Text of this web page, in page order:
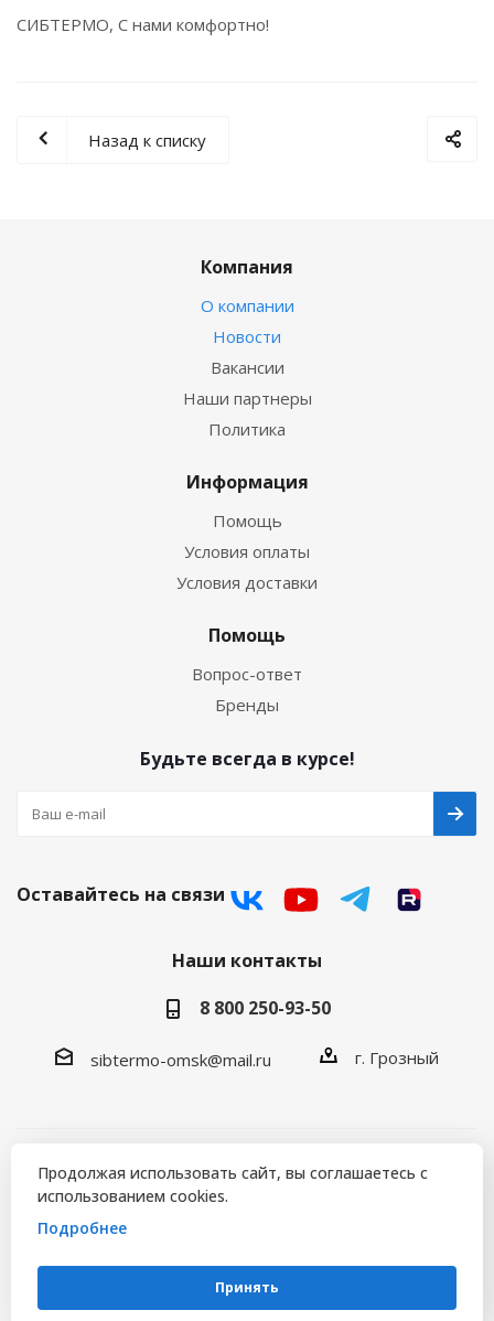
СИБТЕРМО, С нами комфортно!
Назад к списку
Компания
О компании
Новости
Вакансии
Наши партнеры
Политика
Информация
Помощь
Условия оплаты
Условия доставки
Помощь
Вопрос-ответ
Бренды
Будьте всегда в курсе!
Оставайтесь на связи
Наши контакты
8 800 250-93-50
sibtermo-omsk@mail.ru г. Грозный
2026 © СИБТЕРМО | Товары для рыбалки и туризма!
Продвижение сайта
Продолжая использовать сайт, вы соглашаетесь с
использованием cookies.
Подробнее
Принять